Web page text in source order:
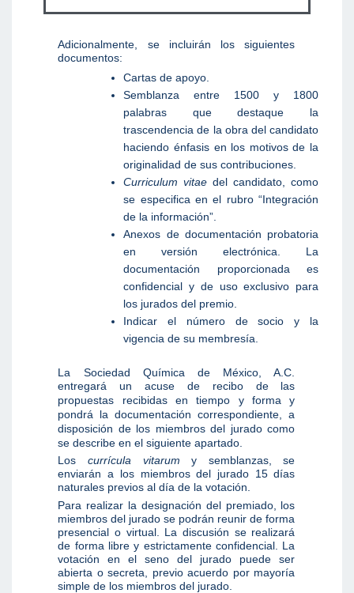
Adicionalmente, se incluirán los siguientes
documentos:
Cartas de apoyo.
Semblanza entre 1500 y 1800
palabras que destaque la
trascendencia de la obra del candidato
haciendo énfasis en los motivos de la
originalidad de sus contribuciones.
Curriculum vitae del candidato, como
se especifica en el rubro “Integración
de la información”.
Anexos de documentación probatoria
en versión electrónica. La
documentación proporcionada es
confidencial y de uso exclusivo para
los jurados del premio.
Indicar el número de socio y la
vigencia de su membresía.
La Sociedad Química de México, A.C.
entregará un acuse de recibo de las
propuestas recibidas en tiempo y formay
pondrá la documentación correspondiente, a
disposición de los miembros del jurado como
se describe en el siguiente apartado.
Loscurrícula vitarum y semblanzas, se
enviarán a los miembros del jurado 15 días
naturales previos al día de la votación.
Para realizar la designación del premiado, los
miembros del jurado se podrán reunir de forma
presencial o virtual. La discusión se realizará
de forma libre y estrictamente confidencial. La
votación en el seno del jurado puede ser
abierta o secreta, previo acuerdo por mayoría
simple de los miembros del jurado.